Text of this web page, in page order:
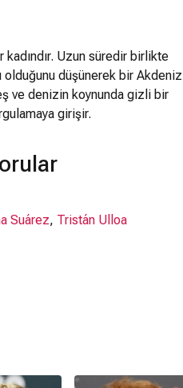
Uzun süredir birlikte
olduğunu düşünerek bir Akdeniz
ve denizin koynunda gizli bir
girişir.
Suárez, Tristán Ulloa